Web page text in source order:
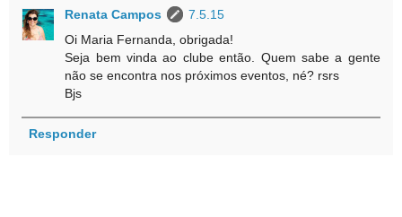
Renata Campos
7.5.15
Oi Maria Fernanda, obrigada!
Seja bem vinda ao clube então. Quem sabe a gente
não se encontra nos próximos eventos, né? rsrs
Bjs
Responder